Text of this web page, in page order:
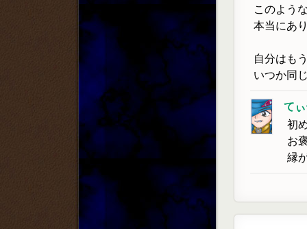
このよう
本当にあ
自分はも
いつか同
て
初
お
縁